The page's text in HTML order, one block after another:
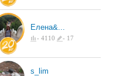
Елена&...
- 4110 - 17
s_lim